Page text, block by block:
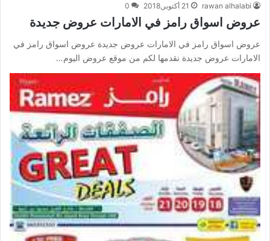
rawan alhalabi 21 أكتوبر,2018 0
عروض اسواق رامز في الامارات عروض جديدة
عروض اسواق رامز في الامارات عروض جديدة عروض اسواق رامز في
الامارات عروض جديدة نقدمها لكم من موقع عروض اليوم…